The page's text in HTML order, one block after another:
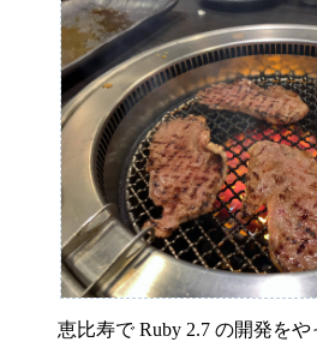
恵比寿で Ruby 2.7 の開発を